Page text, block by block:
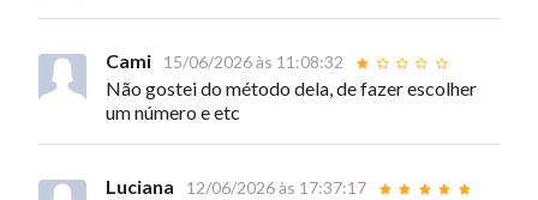
Cami 15/06/2026 às 11:08:32
Não gostei do método dela, de fazer escolher
um número e etc
Luciana 12/06/2026 às 17:37:17